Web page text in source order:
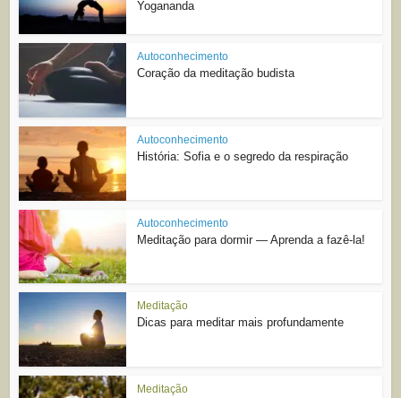
Yogananda
Autoconhecimento
Coração da meditação budista
Autoconhecimento
História: Sofia e o segredo da respiração
Autoconhecimento
Meditação para dormir — Aprenda a fazê-la!
Meditação
Dicas para meditar mais profundamente
Meditação